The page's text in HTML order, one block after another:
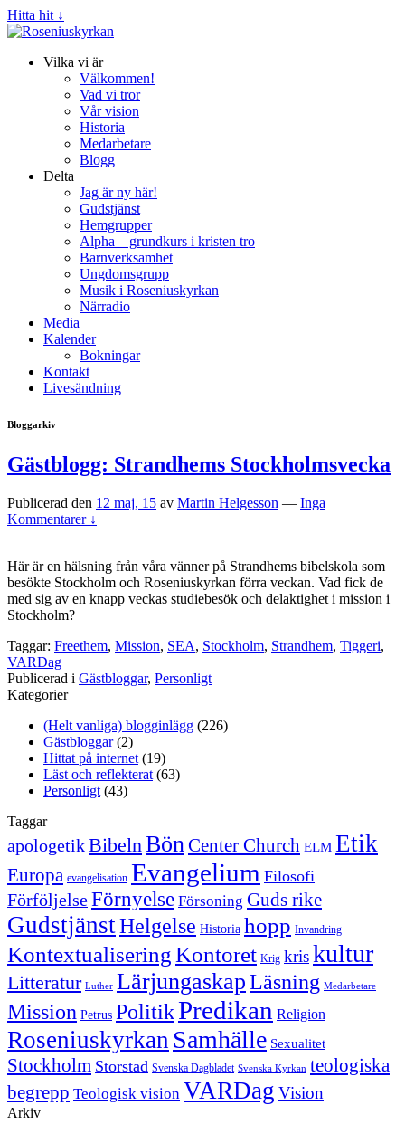
Hitta hit ↓
Vilka vi är
Välkommen!
Vad vi tror
Vår vision
Historia
Medarbetare
Blogg
Delta
Jag är ny här!
Gudstjänst
Hemgrupper
Alpha – grundkurs i kristen tro
Barnverksamhet
Ungdomsgrupp
Musik i Roseniuskyrkan
Närradio
Media
Kalender
Bokningar
Kontakt
Livesändning
Bloggarkiv
Gästblogg: Strandhems Stockholmsvecka
Publicerad den 12 maj, 15 av Martin Helgesson — Inga
Kommentarer ↓
Här är en hälsning från våra vänner på Strandhems bibelskola som
besökte Stockholm och Roseniuskyrkan förra veckan. Vad fick de
med sig av en knapp veckas studiebesök och delaktighet i mission i
Stockholm?
Taggar: Freethem, Mission, SEA, Stockholm, Strandhem, Tiggeri,
VARDag
Publicerad i Gästbloggar, Personligt
Kategorier
(Helt vanliga) blogginlägg (226)
Gästbloggar(2)
Hittat på internet (19)
Läst och reflekterat (63)
Personligt (43)
Taggar
apologetikBibeln BönCenter Church ELM Etik
Europa evangelisation Evangelium Filosofi
FörföljelseFörnyelse Försoning Guds rike
GudstjänstHelgelse Historia hopp Invandring
KontextualiseringKontoret Krig kriskultur
Litteratur Luther LärjungaskapLäsning Medarbetare
Mission Petrus PolitikPredikan Religion
Roseniuskyrkan Samhälle Sexualitet
Stockholm Storstad Svenska Dagbladet Svenska Kyrkan teologiska
begrepp Teologisk vision VARDag Vision
Arkiv